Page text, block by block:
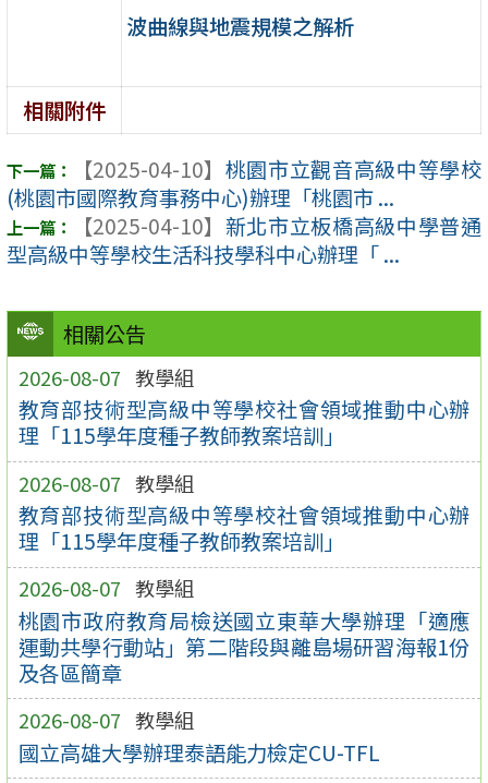
相關公告
2026-08-07 教學組
教育部技術型高級中等學校社會領域推動中心辦
理「115學年度種子教師教案培訓」
2026-08-07 教學組
教育部技術型高級中等學校社會領域推動中心辦
理「115學年度種子教師教案培訓」
2026-08-07 教學組
桃園市政府教育局檢送國立東華大學辦理「適應
運動共學行動站」第二階段與離島場研習海報1份
及各區簡章
2026-08-07 教學組
國立高雄大學辦理泰語能力檢定CU-TFL
波曲線與地震規模之解析
相關附件
【2025-04-10】 桃園市立觀音高級中等學校
(桃園市國際教育事務中心)辦理「桃園市 ...
【2025-04-10】 新北市立板橋高級中學普通
型高級中等學校生活科技學科中心辦理「 ...